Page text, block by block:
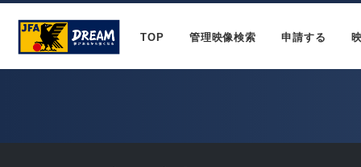
TOP 管理映像検索 申請する